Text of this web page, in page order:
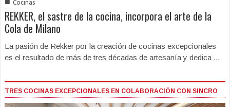
Cocinas
REKKER, el sastre de la cocina, incorpora el arte de la
Cola de Milano
La pasión de Rekker por la creación de cocinas excepcionales
es el resultado de más de tres décadas de artesanía y dedica ...
TRES COCINAS EXCEPCIONALES EN COLABORACIÓN CON SINCRO